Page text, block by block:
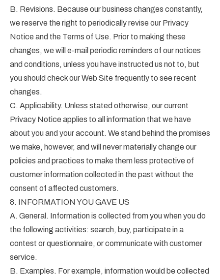
B. Revisions. Because our business changes constantly,
we reserve the right to periodically revise our Privacy
Notice and the Terms of Use. Prior to making these
changes, we will e-mail periodic reminders of our notices
and conditions, unless you have instructed us not to, but
you should check our Web Site frequently to see recent
changes.
C. Applicability. Unless stated otherwise, our current
Privacy Notice applies to all information that we have
about you and your account. We stand behind the promises
we make, however, and will never materially change our
policies and practices to make them less protective of
customer information collected in the past without the
consent of affected customers.
8. INFORMATION YOU GAVE US
A. General. Information is collected from you when you do
the following activities: search, buy, participate in a
contest or questionnaire, or communicate with customer
service.
B. Examples. For example, information would be collected